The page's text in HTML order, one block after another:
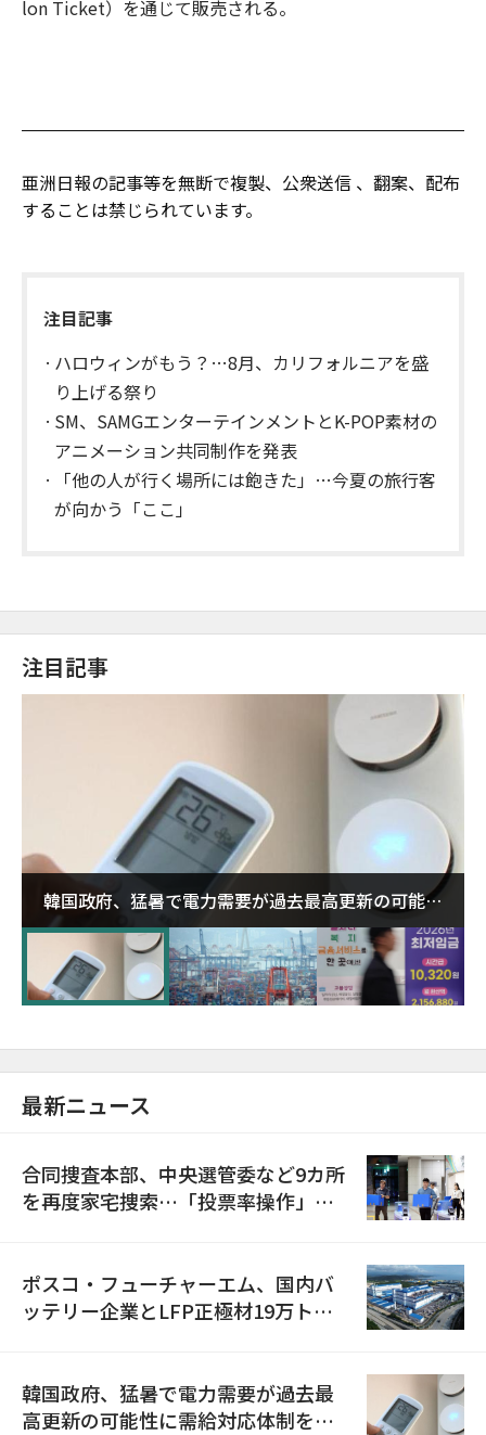
lon Ticket）を通じて販売される。
亜洲日報の記事等を無断で複製、公衆送信 、翻案、配布
することは禁じられています。
注目記事
ハロウィンがもう？…8月、カリフォルニアを盛
り上げる祭り
SM、SAMGエンターテインメントとK-POP素材の
アニメーション共同制作を発表
「他の人が行く場所には飽きた」…今夏の旅行客
が向かう「ここ」
注目記事
韓国政府、猛暑で電力需要が過去最高更新の可能性
に需給対応体制を点検
最新ニュース
合同捜査本部、中央選管委など9カ所
を再度家宅捜索…「投票率操作」の
ポスコ・フューチャーエム、国内バ
ッテリー企業とLFP正極材19万トン
韓国政府、猛暑で電力需要が過去最
高更新の可能性に需給対応体制を点